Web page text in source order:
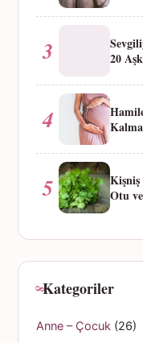
3
20
4
5
Kişniş
Otu
Kategoriler
Anne – Çocuk (26)